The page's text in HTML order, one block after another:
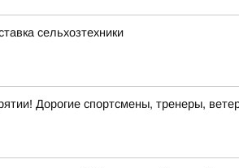
сельхозтехники
Дорогие спортсмены, тренеры,